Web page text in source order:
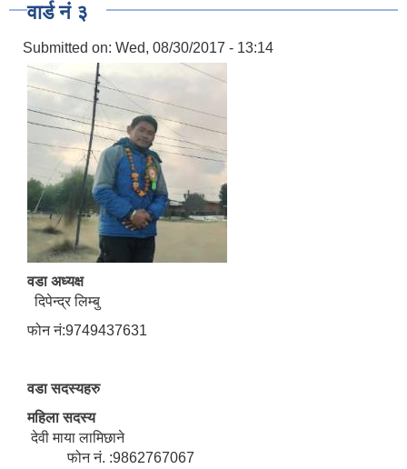
वार्ड नं ३
Submitted on: Wed, 08/30/2017 - 13:14
वडा अध्यक्ष
दिपेन्द्र लिम्बु
फोन नं:9749437631
वडा सदस्यहरु
महिला सदस्य
देवी माया लामिछाने
फोन नं. :9862767067